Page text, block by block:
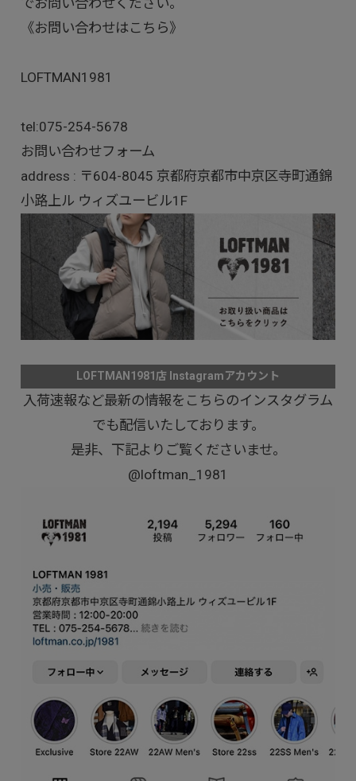
でお問い合わせください。
《お問い合わせはこちら》
LOFTMAN1981
tel:075-254-5678
お問い合わせフォーム
address : 〒604-8045 京都府京都市中京区寺町通錦
小路上ル ウィズユービル1F
LOFTMAN1981店 Instagramアカウント
入荷速報など最新の情報をこちらのインスタグラム
でも配信いたしております。
是非、下記よりご覧くださいませ。
@loftman_1981